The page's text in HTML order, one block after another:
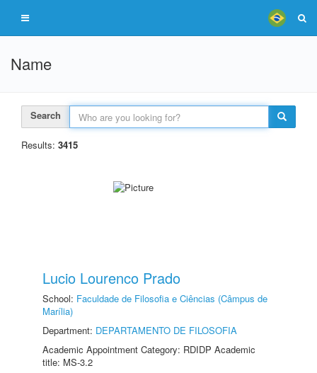
Name
Search
Results: 3415
Lucio Lourenco Prado
School: Faculdade de Filosofia e Ciências (Câmpus de
Marília)
Department: DEPARTAMENTO DE FILOSOFIA
Academic Appointment Category: RDIDP Academic
title: MS-3.2